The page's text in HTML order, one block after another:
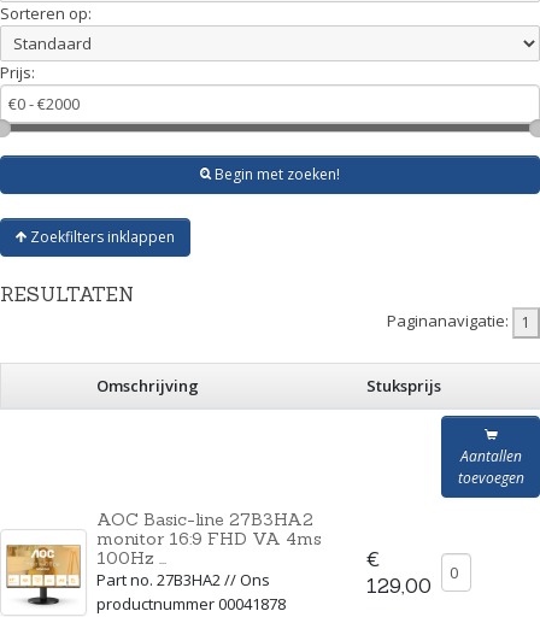
Sorteren op:
Prijs:
Begin met zoeken!
Zoekfilters inklappen
RESULTATEN
Paginanavigatie:
Omschrijving Stuksprijs
Aantallen
toevoegen
AOC Basic-line 27B3HA2
monitor 16:9 FHD VA 4ms
100Hz ...
Part no. 27B3HA2 // Ons
productnummer 00041878
€
129,00